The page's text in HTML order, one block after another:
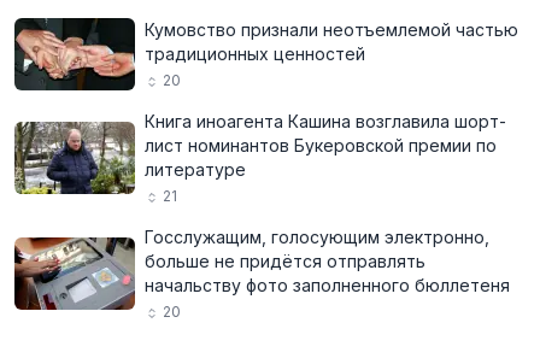
Кумовство признали неотъемлемой частью
традиционных ценностей
20
Книга иноагента Кашина возглавила шорт-
лист номинантов Букеровской премии по
литературе
21
Госслужащим, голосующим электронно,
больше не придётся отправлять
начальству фото заполненного бюллетеня
20